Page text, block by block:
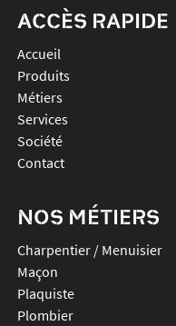
ACCÈS RAPIDE
Accueil
Produits
Métiers
Services
Société
Contact
NOS MÉTIERS
Charpentier / Menuisier
Maçon
Plaquiste
Plombier